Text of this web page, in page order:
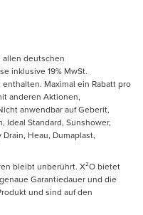
allen deutschen
inklusive 19% MwSt.
Maximal ein Rabatt pro
anderen Aktionen,
anwendbar auf Geberit,
Ideal Standard, Sunshower,
Heau, Dumaplast,
bleibt unberührt. X²O bietet
Garantiedauer und die
und sind auf den